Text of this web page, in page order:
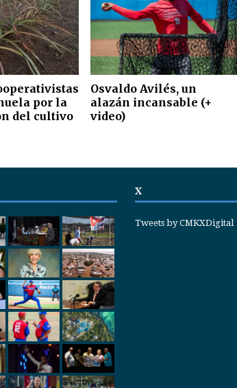
por la
del cultivo
Osvaldo Avilés, un
alazán incansable (+
video)
X
Tweets by CMKXDigital